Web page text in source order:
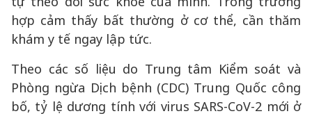
hợp cảm thấy bất thường ở cơ thể, cần thăm
khám y tế ngay lập tức.
Theo các số liệu do Trung tâm Kiểm soát và
Phòng ngừa Dịch bệnh (CDC) Trung Quốc công
bố, tỷ lệ dương tính với virus SARS-CoV-2 mới ở